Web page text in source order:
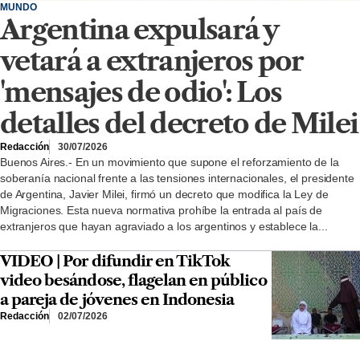
MUNDO
Argentina expulsará y
vetará a extranjeros por
'mensajes de odio': Los
detalles del decreto de Milei
Redacción 30/07/2026
Buenos Aires.- En un movimiento que supone el reforzamiento de la
soberanía nacional frente a las tensiones internacionales, el presidente
de Argentina, Javier Milei, firmó un decreto que modifica la Ley de
Migraciones. Esta nueva normativa prohíbe la entrada al país de
extranjeros que hayan agraviado a los argentinos y establece la...
VIDEO | Por difundir en TikTok
video besándose, flagelan en público
a pareja de jóvenes en Indonesia
Redacción 02/07/2026